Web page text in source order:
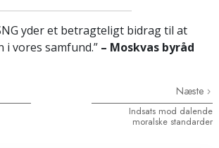
yder et betragteligt bidrag til at
vores samfund.” – Moskvas byråd
Næste
Indsats mod dalende
moralske standarder